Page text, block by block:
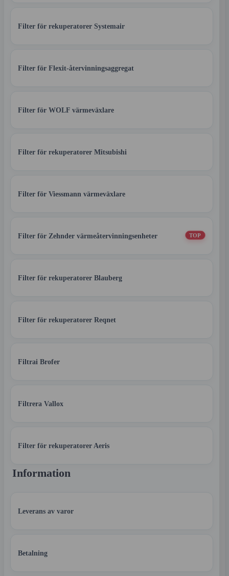
Filter för rekuperatorer Systemair
Filter för Flexit-återvinningsaggregat
Filter för WOLF värmeväxlare
Filter för rekuperatorer Mitsubishi
Filter för Viessmann värmeväxlare
Filter för Zehnder värmeåtervinningsenheter TOP
Filter för rekuperatorer Blauberg
Filter för rekuperatorer Reqnet
Filtrai Brofer
Filtrera Vallox
Filter för rekuperatorer Aeris
Information
Leverans av varor
Betalning